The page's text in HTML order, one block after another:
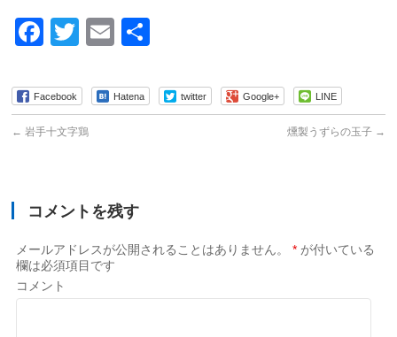
Facebook
TwitterEmail
Facebook Hatena twitter Google+ LINE
← 岩手十文字鶏 燻製うずらの玉子 →
コメントを残す
メールアドレスが公開されることはありません。 * が付いている
欄は必須項目です
コメント